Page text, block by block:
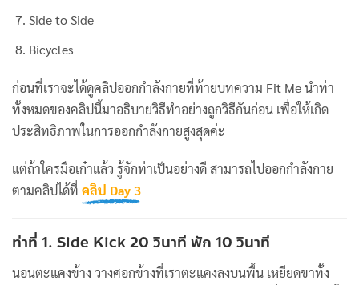
Side to Side
Bicycles
ก่อนที่เราจะได้ดูคลิปออกกำลังกายที่ท้ายบทความ Fit Me นำท่า
ทั้งหมดของคลิปนี้มาอธิบายวิธีทำอย่างถูกวิธีกันก่อน เพื่อให้เกิด
ประสิทธิภาพในการออกกำลังกายสูงสุดค่ะ
แต่ถ้าใครมือเก๋าแล้ว รู้จักท่าเป็นอย่างดี สามารถไปออกกำลังกาย
ตามคลิปได้ที่ คลิป Day 3
ท่าที่ 1. Side Kick 20 วินาที พัก 10 วินาที
นอนตะแคงข้าง วางศอกข้างที่เราตะแคงลงบนพื้น เหยียดขาทั้ง